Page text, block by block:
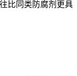
比同类防腐剂更具